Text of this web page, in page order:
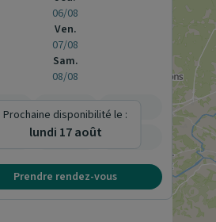
06/08
Ven.
07/08
Sam.
08/08
-
Prochaine disponibilité le :
lundi 17 août
Prendre rendez-vous